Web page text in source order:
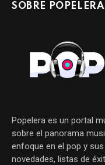
SOBRE POPELERA
Popelera es un portal
sobre el panorama
enfoque en el pop y
novedades, listas de